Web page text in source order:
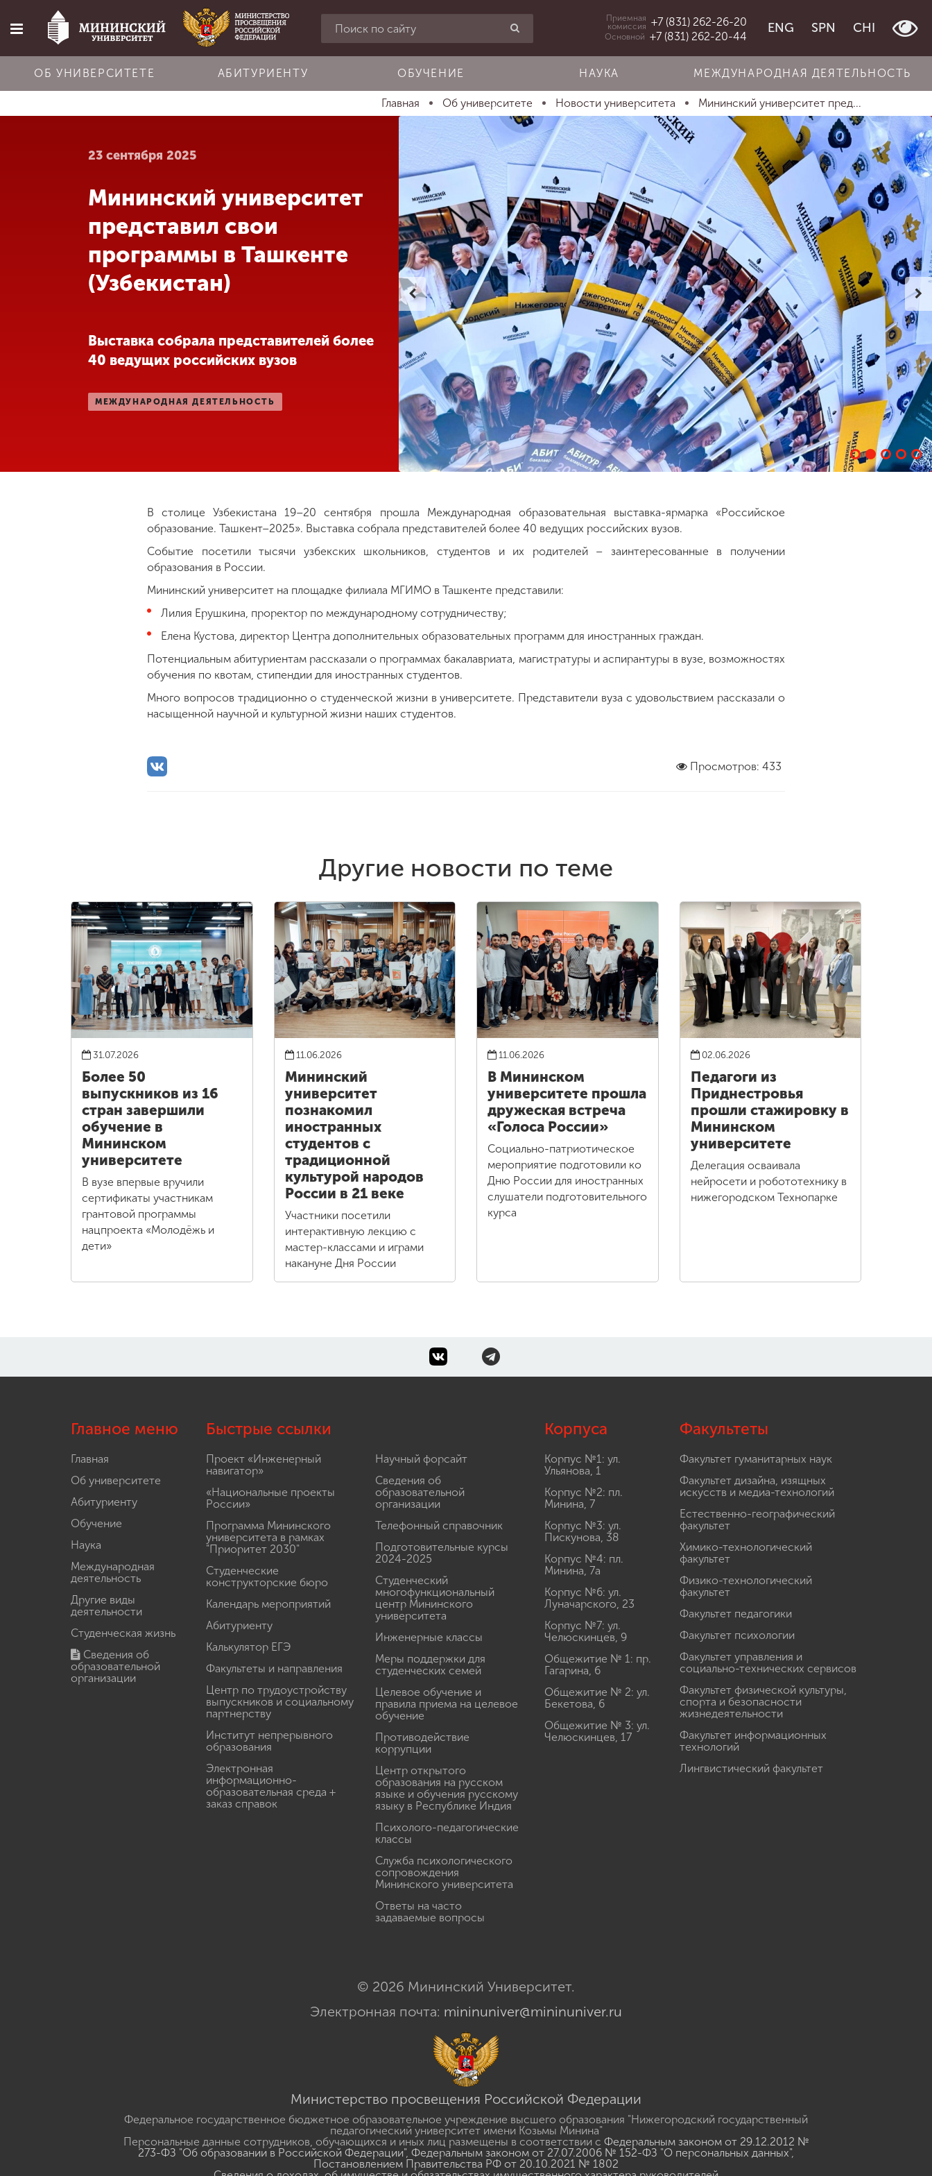
Главная
Об университете
Абитуриенту
Обучение
Международная
деятельность
Другие виды
деятельности
Приемная
комиссия +7 (831) 262-26-20
Основной +7 (831) 262-20-44
ENG SPN CHI
ОБ УНИВЕРСИТЕТЕ АБИТУРИЕНТУ ОБУЧЕНИЕ НАУКА МЕЖДУНАРОДНАЯ ДЕЯТЕЛЬНОСТЬ
Главная Об университете Новости университета Мининский университет пред...
23 сентября 2025
Мининский университет
представил свои
программы в Ташкенте
(Узбекистан)
Выставка собрала представителей более
40 ведущих российских вузов
МЕЖДУНАРОДНАЯ ДЕЯТЕЛЬНОСТЬ
В столице Узбекистана 19–20 сентября прошла Международная образовательная выставка-ярмарка «Российское
образование. Ташкент–2025». Выставка собрала представителей более 40 ведущих российских вузов.
Событие посетили тысячи узбекских школьников, студентов и их родителей – заинтересованные в получении
образования в России.
Мининский университет на площадке филиала МГИМО в Ташкенте представили:
Лилия Ерушкина, проректор по международному сотрудничеству;
Елена Кустова, директор Центра дополнительных образовательных программ для иностранных граждан.
Потенциальным абитуриентам рассказали о программах бакалавриата, магистратуры и аспирантуры в вузе, возможностях
обучения по квотам, стипендии для иностранных студентов.
Много вопросов традиционно о студенческой жизни в университете. Представители вуза с удовольствием рассказали о
насыщенной научной и культурной жизни наших студентов.
Просмотров: 433
Другие новости по теме
31.07.2026
Более 50
выпускников из 16
стран завершили
обучение в
Мининском
университете
В вузе впервые вручили
сертификаты участникам
грантовой программы
нацпроекта «Молодёжь и
дети»
11.06.2026
Мининский
университет
познакомил
иностранных
студентов с
традиционной
культурой народов
России в 21 веке
Участники посетили
интерактивную лекцию с
мастер-классами и играми
накануне Дня России
11.06.2026
В Мининском
университете прошла
дружеская встреча
«Голоса России»
Социально-патриотическое
мероприятие подготовили ко
Дню России для иностранных
слушатели подготовительного
курса
02.06.2026
Педагоги из
Приднестровья
прошли стажировку в
Мининском
университете
Делегация осваивала
нейросети и робототехнику в
нижегородском Технопарке
Главное меню
Главная
Об университете
Абитуриенту
Обучение
Наука
Международная
деятельность
Другие виды
деятельности
Студенческая жизнь
Сведения об
образовательной
организации
Быстрые ссылки
Проект «Инженерный
навигатор»
«Национальные проекты
России»
Программа Мининского
университета в рамках
"Приоритет 2030"
Студенческие
конструкторские бюро
Календарь мероприятий
Абитуриенту
Калькулятор ЕГЭ
Факультеты и направления
Центр по трудоустройству
выпускников и социальному
партнерству
Институт непрерывного
образования
Электронная
информационно-
образовательная среда +
заказ справок
Научный форсайт
Сведения об
образовательной
организации
Телефонный справочник
Подготовительные курсы
2024-2025
Студенческий
многофункциональный
центр Мининского
университета
Инженерные классы
Меры поддержки для
студенческих семей
Целевое обучение и
правила приема на целевое
обучение
Противодействие
коррупции
Центр открытого
образования на русском
языке и обучения русскому
языку в Республике Индия
Психолого-педагогические
классы
Служба психологического
сопровождения
Мининского университета
Ответы на часто
задаваемые вопросы
Корпуса
Корпус №1: ул.
Ульянова, 1
Корпус №2: пл.
Минина, 7
Корпус №3: ул.
Пискунова, 38
Корпус №4: пл.
Минина, 7а
Корпус №6: ул.
Луначарского, 23
Корпус №7: ул.
Челюскинцев, 9
Общежитие № 1: пр.
Гагарина, 6
Общежитие № 2: ул.
Бекетова, 6
Общежитие № 3: ул.
Челюскинцев, 17
Факультеты
Факультет гуманитарных наук
Факультет дизайна, изящных
искусств и медиа-технологий
Естественно-географический
факультет
Химико-технологический
факультет
Физико-технологический
факультет
Факультет педагогики
Факультет психологии
Факультет управления и
социально-технических сервисов
Факультет физической культуры,
спорта и безопасности
жизнедеятельности
Факультет информационных
технологий
Лингвистический факультет
© 2026 Мининский Университет.
Электронная почта: mininuniver@mininuniver.ru
Министерство просвещения Российской Федерации
Федеральное государственное бюджетное образовательное учреждение высшего образования "Нижегородский государственный
педагогический университет имени Козьмы Минина"
Персональные данные сотрудников, обучающихся и иных лиц размещены в соответствии с Федеральным законом от 29.12.2012 №
273-ФЗ "Об образовании в Российской Федерации", Федеральным законом от 27.07.2006 № 152-ФЗ "О персональных данных",
Постановлением Правительства РФ от 20.10.2021 № 1802